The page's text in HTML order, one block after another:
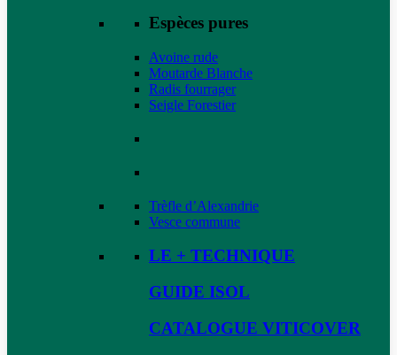
Espèces pures
Avoine rude
Moutarde Blanche
Radis fourrager
Seigle Forestier
Trèfle d’Alexandrie
Vesce commune
LE + TECHNIQUE
GUIDE ISOL
CATALOGUE VITICOVER